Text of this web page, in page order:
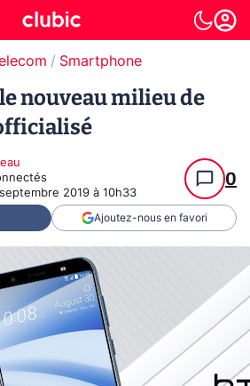
Smartphone
le nouveau milieu de
2019 à 10h33
0
Ajoutez-nous en favori